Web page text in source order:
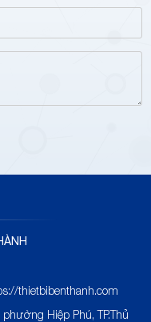
thietbibenthanh.com
Hiệp Phú, TP.Thủ